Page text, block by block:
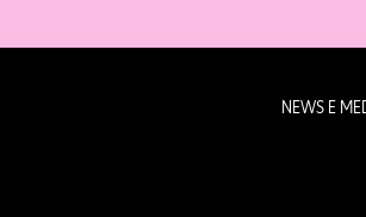
NEWS E